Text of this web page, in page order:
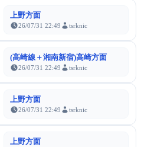
上野方面
26/07/31 22:49 tsrknic
(高崎線＋湘南新宿)高崎方面
26/07/31 22:49 tsrknic
上野方面
26/07/31 22:49 tsrknic
上野方面